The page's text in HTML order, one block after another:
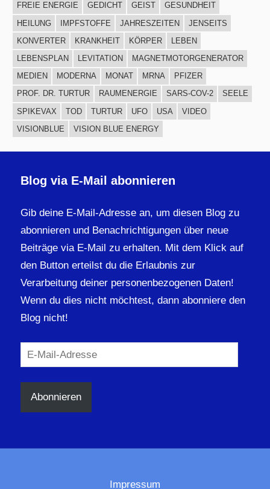
FREIE ENERGIE
GEDICHT GEIST
GESUNDHEIT
HEILUNG
IMPFSTOFFE JAHRESZEITEN
JENSEITS
KONVERTER
KRANKHEIT KÖRPER
LEBEN
LEBENSPLAN
LEVITATION
MAGNETMOTORGENERATOR
MEDIEN
MODERNA MONAT MRNA
PFIZER
PROF. DR. TURTUR
RAUMENERGIE SARS-COV-2
SEELE
SPIKEVAX
TOD TURTUR UFO USA
VIDEO
VISIONBLUE
VISION BLUE ENERGY
Blog via E-Mail abonnieren
Gib deine E-Mail-Adresse an, um diesen Blog zu
abonnieren und Benachrichtigungen über neue
Beiträge via E-Mail zu erhalten. Mit dem Klick auf
den Button erteilst du die Erlaubnis zur
Verarbeitung deiner personenbezogenen Daten!
Wenn du dies nicht möchtest, dann abonniere den
Blog nicht!
E-
Mail-
Adresse
Abonnieren
Impressum